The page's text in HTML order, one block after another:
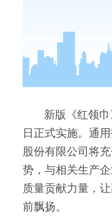
新版《红领巾
日正式实施。通
股份有限公司将
势，与相关生产
质量贡献力量，
前飘扬。